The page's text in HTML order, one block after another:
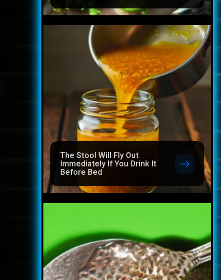
The Stool Will Fly Out
Immediately If You Drink It
Before Bed